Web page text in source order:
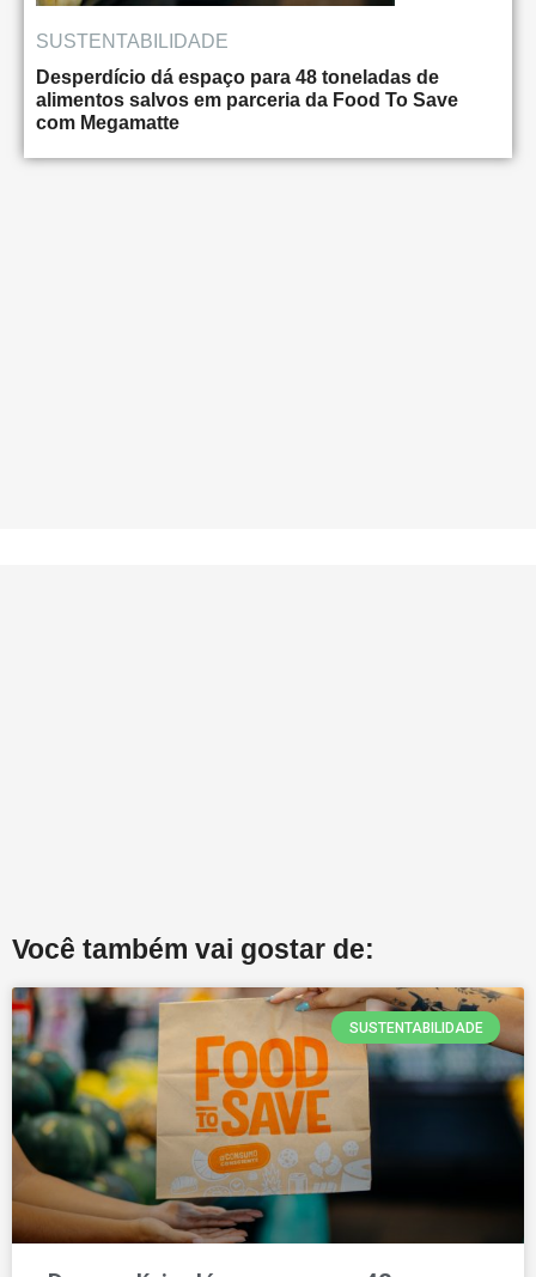
SUSTENTABILIDADE
Desperdício dá espaço para 48 toneladas de
alimentos salvos em parceria da Food To Save
com Megamatte
Você também vai gostar de:
SUSTENTABILIDADE